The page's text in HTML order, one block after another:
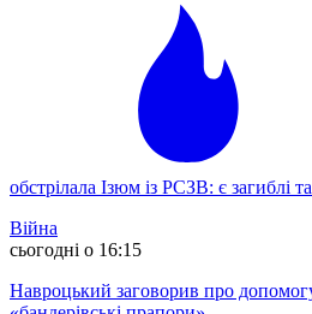
обстрілала Ізюм із РСЗВ: є загиблі
Війна
сьогодні о 16:15
Навроцький заговорив про допомогу